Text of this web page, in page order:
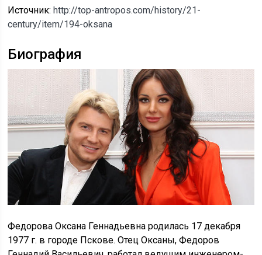
Источник: http://top-antropos.com/history/21-
century/item/194-oksana
Биография
Федорова Оксана Геннадьевна родилась 17 декабря
1977 г. в городе Пскове. Отец Оксаны, Федоров